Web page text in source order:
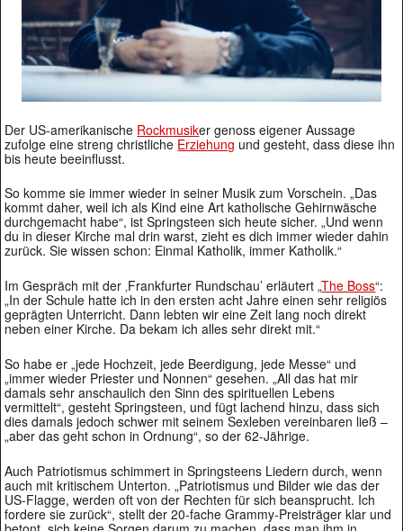
Der US-amerikanische Rockmusiker genoss eigener Aussage
zufolge eine streng christliche Erziehung und gesteht, dass diese ihn
bis heute beeinflusst.
So komme sie immer wieder in seiner Musik zum Vorschein. „Das
kommt daher, weil ich als Kind eine Art katholische Gehirnwäsche
durchgemacht habe“, ist Springsteen sich heute sicher. „Und wenn
du in dieser Kirche mal drin warst, zieht es dich immer wieder dahin
zurück. Sie wissen schon: Einmal Katholik, immer Katholik.“
Im Gespräch mit der ‚Frankfurter Rundschau’ erläutert „The Boss“:
„In der Schule hatte ich in den ersten acht Jahre einen sehr religiös
geprägten Unterricht. Dann lebten wir eine Zeit lang noch direkt
neben einer Kirche. Da bekam ich alles sehr direkt mit.“
So habe er „jede Hochzeit, jede Beerdigung, jede Messe“ und
„immer wieder Priester und Nonnen“ gesehen. „All das hat mir
damals sehr anschaulich den Sinn des spirituellen Lebens
vermittelt“, gesteht Springsteen, und fügt lachend hinzu, dass sich
dies damals jedoch schwer mit seinem Sexleben vereinbaren ließ –
„aber das geht schon in Ordnung“, so der 62-Jährige.
Auch Patriotismus schimmert in Springsteens Liedern durch, wenn
auch mit kritischem Unterton. „Patriotismus und Bilder wie das der
US-Flagge, werden oft von der Rechten für sich beansprucht. Ich
fordere sie zurück“, stellt der 20-fache Grammy-Preisträger klar und